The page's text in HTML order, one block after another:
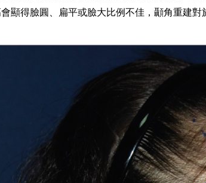
顯得臉圓、扁平或臉大比例不佳，顳角重建對